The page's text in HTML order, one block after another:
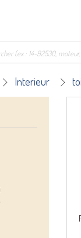
Interieur